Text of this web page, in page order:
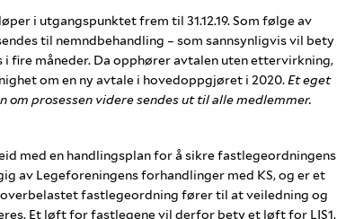
i utgangspunktet frem til 31.12.19. Som følge av
til nemndbehandling – som sannsynligvis vil bety
fire måneder. Da opphører avtalen uten ettervirkning,
om en ny avtale i hovedoppgjøret i 2020.Et eget
prosessen videre sendes ut til alle medlemmer.
med en handlingsplan for å sikre fastlegeordningens
av Legeforeningens forhandlinger med KS, og er et
fastlegeordning fører til at veiledning og
Et løft for fastlegene vil derfor bety et løft for LIS1,